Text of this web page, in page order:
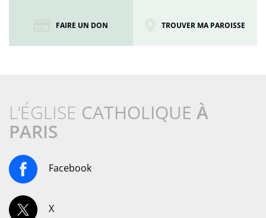
FAIRE UN DON TROUVER MA PAROISSE
L’ÉGLISE CATHOLIQUE À
PARIS
Facebook
X